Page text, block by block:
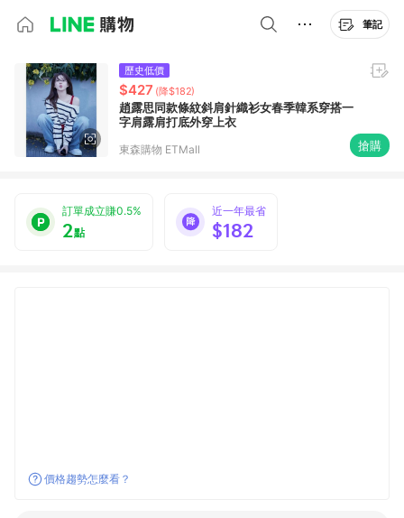
筆記
歷史低價
$427 (降$182)
趙露思同款條紋斜肩針織衫女春季韓系穿搭一
字肩露肩打底外穿上衣
東森購物 ETMall 搶購
訂單成立賺0.5%
2點
近一年最省
$182
價格趨勢怎麼看？